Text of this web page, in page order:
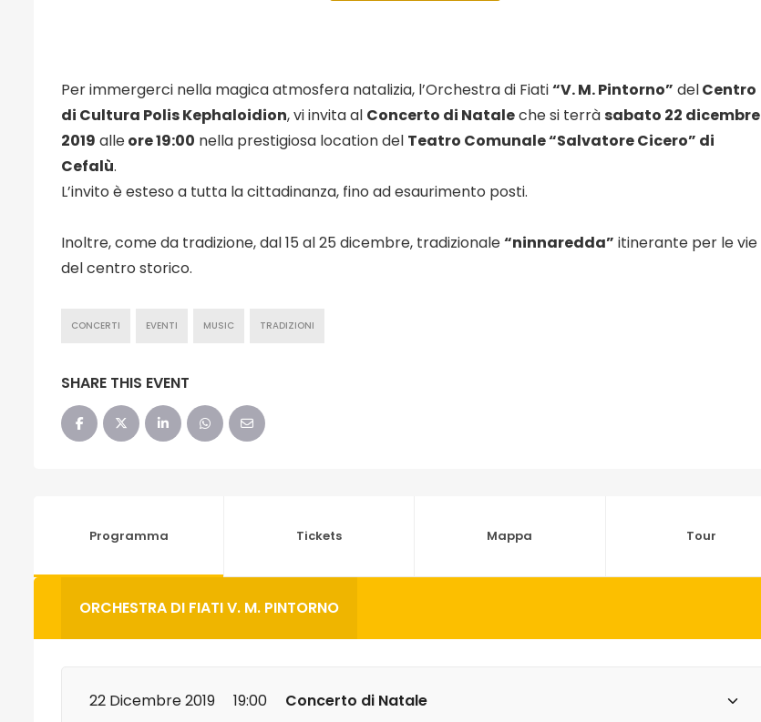
Per immergerci nella magica atmosfera natalizia, l’Orchestra di Fiati“V. M. Pintorno” delCentro
di Cultura Polis Kephaloidion, vi invita al Concerto di Nataleche si terràsabato 22 dicembre
2019 alleore 19:00 nella prestigiosa location del Teatro Comunale “Salvatore Cicero” di
Cefalù.
L’invito è esteso a tutta la cittadinanza, fino ad esaurimento posti.
Inoltre, come da tradizione, dal 15 al 25 dicembre, tradizionale“ninnaredda” itinerante per le vie
del centro storico.
CONCERTI EVENTI MUSIC TRADIZIONI
SHARE THIS EVENT
Programma Tickets Mappa Tour
ORCHESTRA DI FIATI V. M. PINTORNO
22 Dicembre 2019 19:00 Concerto di Natale